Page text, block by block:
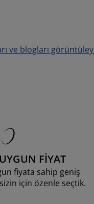
ve blogları
FİYAT
fiyata sahip geniş
için özenle seçtik.